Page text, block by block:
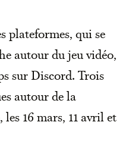
plateformes, qui se
autour du jeu vidéo,
sur Discord. Trois
autour de la
16 mars, 11 avril et